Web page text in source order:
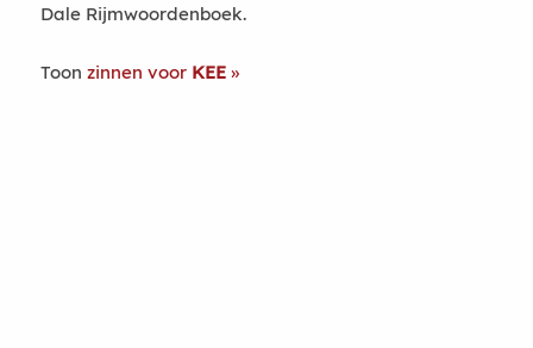
Dale Rijmwoordenboek.
Toon zinnen voor KEE